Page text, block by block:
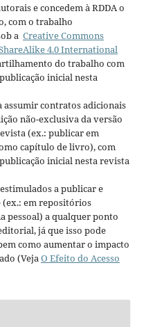
e concedem à RDDA o
com o trabalho
a Creative Commons
4.0 International
do trabalho com
inicial nesta
contratos adicionais
não-exclusiva da versão
(ex.: publicar em
capítulo de livro), com
inicial nesta revista
a publicar e
em repositórios
pessoal) a qualquer ponto
já que isso pode
como aumentar o impacto
(Veja O Efeito do Acesso